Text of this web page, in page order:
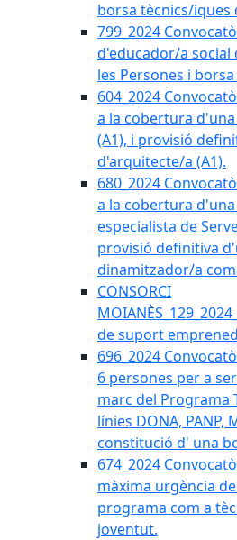
borsa tècnics/iques
799_2024
d'educador/a social
les Persones i
604_2024
a la cobertura
(A1), i provisió
d'arquitecte/a (A1).
680_2024
a la cobertura
especialista de
provisió definitiva
dinamitzador/a
CONSORCI
de suport
696_2024
6 persones per a
marc del Programa
línies DONA, PANP,
constitució d' una
674_2024
màxima urgència
programa com a
joventut.